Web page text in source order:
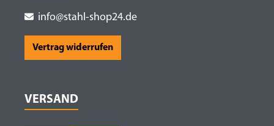
info@stahl-shop24.de
Vertrag widerrufen
VERSAND